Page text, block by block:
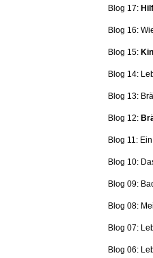
Blog 17:
Blog 16:
Blog 15:
Blog 14:
Blog 13:
Blog 12:
Blog 11:
Blog 10:
Blog 09:
Blog 08:
Blog 07:
Blog 06: